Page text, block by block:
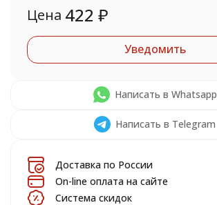
Цена 422 ₽
Уведомить
Написать в Whatsapp
Написать в Telegram
Доставка по России
On-line оплата на сайте
Система скидок